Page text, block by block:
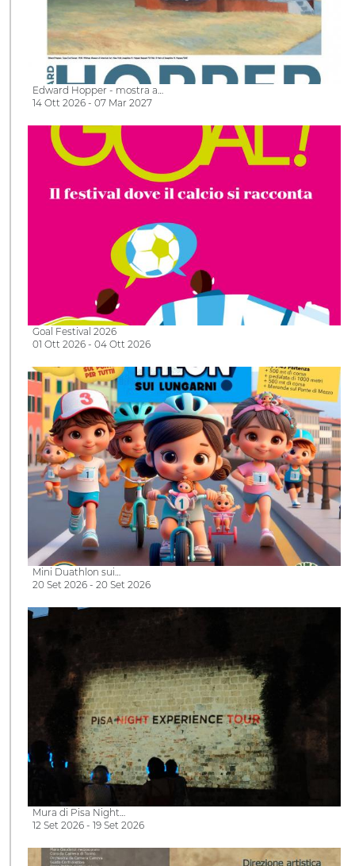
Edward Hopper - mostra a…
14 Ott 2026 - 07 Mar 2027
Goal Festival 2026
01 Ott 2026 - 04 Ott 2026
Mini Duathlon sui…
20 Set 2026 - 20 Set 2026
Mura di Pisa Night…
12 Set 2026 - 19 Set 2026